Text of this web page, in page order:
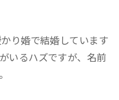
り婚で結婚しています
いるハズですが、名前